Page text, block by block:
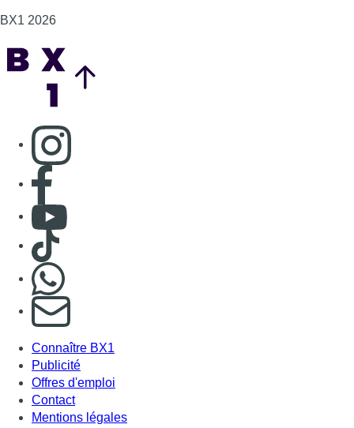
BX1 2026
Consulter page Instagram
Consulter page Facebook
Consulter Youtube
Consulter TikTok
S'abonner à notre newsletter
Connaître BX1
Publicité
Offres d'emploi
Contact
Mentions légales